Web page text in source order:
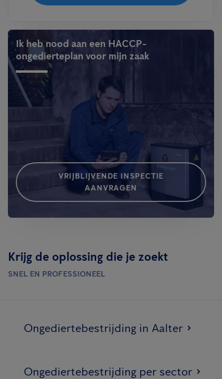
Ik heb nood aan een HACCP-
ongedierteplan voor mijn zaak
VRIJBLIJVENDE INSPECTIE
AANVRAGEN
Krijg de oplossing die je zoekt
SNEL EN PROFESSIONEEL
Ongediertebestrijding in Aalter
Ongediertebestrijding per sector